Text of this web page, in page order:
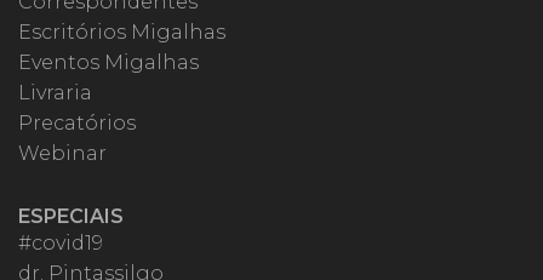
Escritórios Migalhas
Eventos Migalhas
Livraria
Precatórios
Webinar
ESPECIAIS
#covid19
dr. Pintassilgo